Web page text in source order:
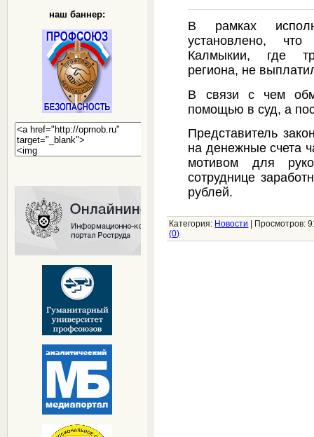
наш баннер:
В рамках
установлено, что
Калмыкии, где
региона, не
В связи с чем
помощью в суд, а
Представитель
на денежные счета
мотивом для
сотруднице
рублей.
Категория: Новости Просмотров:
(0)